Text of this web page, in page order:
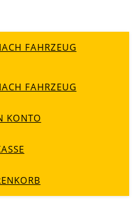
FAHRZEUG
FAHRZEUG
KONTO